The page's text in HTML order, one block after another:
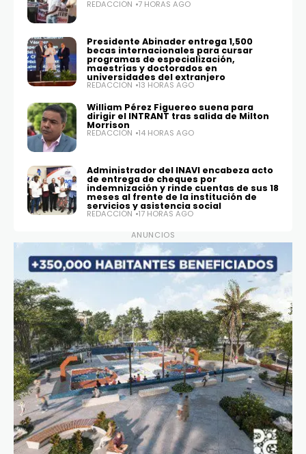
REDACCIÓN 7 HORAS AGO
Presidente Abinader entrega 1,500
becas internacionales para cursar
programas de especialización,
maestrías y doctorados en
universidades del extranjero
REDACCIÓN 13 HORAS AGO
William Pérez Figuereo suena para
dirigir el INTRANT tras salida de Milton
Morrison
REDACCIÓN 14 HORAS AGO
Administrador del INAVI encabeza acto
de entrega de cheques por
indemnización y rinde cuentas de sus 18
meses al frente de la institución de
servicios y asistencia social
REDACCIÓN
17 HORAS AGO
ANUNCIOS